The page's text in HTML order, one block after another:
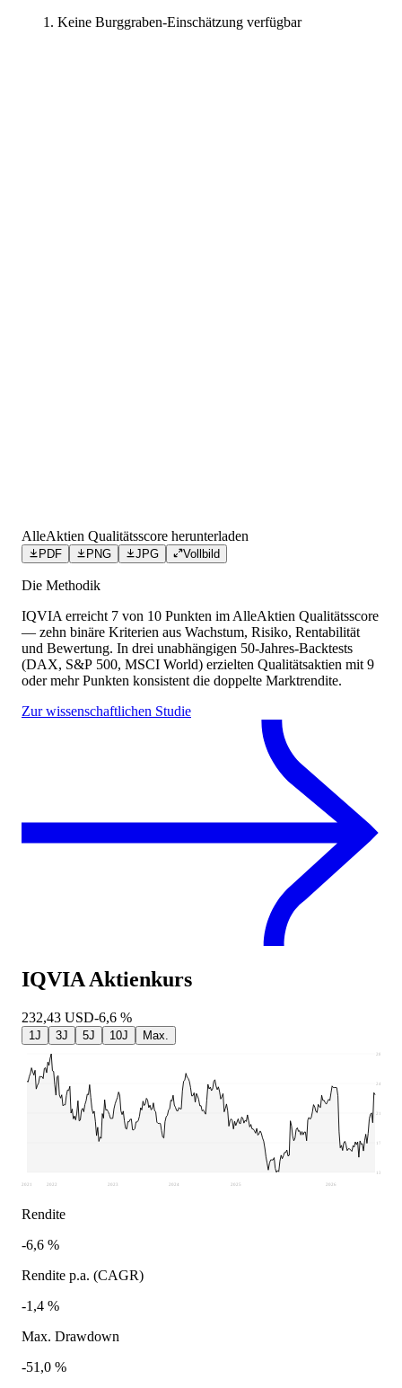
Keine Burggraben-Einschätzung verfügbar
AlleAktien Qualitätsscore herunterladen
PDF PNG JPG Vollbild
Die Methodik
IQVIAerreicht 7 von 10 Punkten im AlleAktien Qualitätsscore
— zehn binäre Kriterien aus Wachstum, Risiko, Rentabilität
und Bewertung. In drei unabhängigen 50-Jahres-Backtests
(DAX, S&P 500, MSCI World) erzielten Qualitätsaktien mit 9
oder mehr Punkten konsistent die doppelte Marktrendite.
Zur wissenschaftlichen Studie
IQVIA Aktienkurs
232,43 USD-6,6 %
1J 3J 5J 10J Max.
138,27
174,26
210,25
246,25
282,24
2021 2022 2023 2024 2025 2026
Rendite
-6,6 %
Rendite p.a. (CAGR)
-1,4 %
Max. Drawdown
-51,0 %